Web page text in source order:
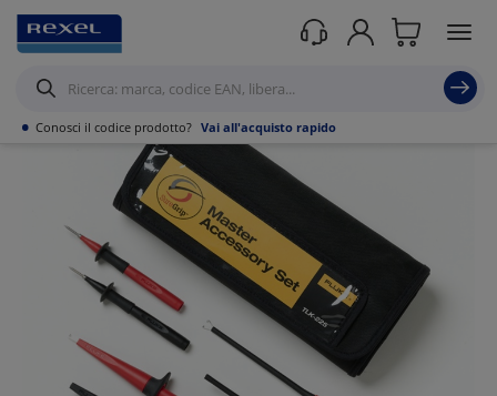
• Conosci il codice prodotto? Vai all'acquisto rapido
Prodotti /Utensili / Multimetri/